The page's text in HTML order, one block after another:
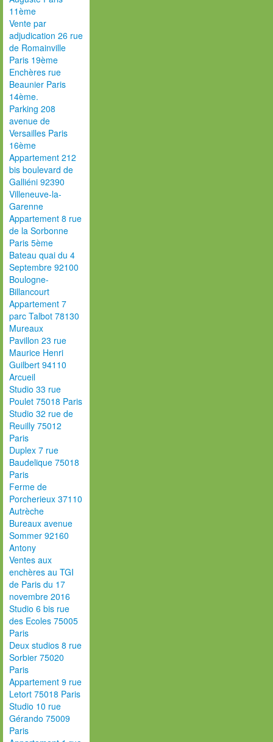
11ème
Vente par
adjudication 26 rue
de Romainville
Paris 19ème
Enchères rue
Beaunier Paris
14ème.
Parking 208
avenue de
Versailles Paris
16ème
Appartement 212
bis boulevard de
Galliéni 92390
Villeneuve-la-
Garenne
Appartement 8 rue
de la Sorbonne
Paris 5ème
Bateau quai du 4
Septembre 92100
Boulogne-
Billancourt
Appartement 7
parc Talbot 78130
Mureaux
Pavillon 23 rue
Maurice Henri
Guilbert 94110
Arcueil
Studio 33 rue
Poulet 75018 Paris
Studio 32 rue de
Reuilly 75012
Paris
Duplex 7 rue
Baudelique 75018
Paris
Ferme de
Porcherieux 37110
Autrèche
Bureaux avenue
Sommer 92160
Antony
Ventes aux
enchères au TGI
de Paris du 17
novembre 2016
Studio 6 bis rue
des Ecoles 75005
Paris
Deux studios 8 rue
Sorbier 75020
Paris
Appartement 9 rue
Letort 75018 Paris
Studio 10 rue
Gérando 75009
Paris